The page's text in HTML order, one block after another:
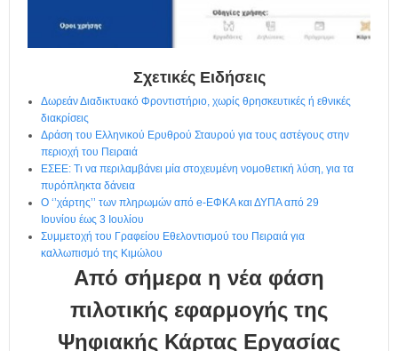
Σχετικές Ειδήσεις
Δωρεάν Διαδικτυακό Φροντιστήριο, χωρίς θρησκευτικές ή εθνικές
διακρίσεις
Δράση του Ελληνικού Ερυθρού Σταυρού για τους αστέγους στην
περιοχή του Πειραιά
ΕΣΕΕ: Τι να περιλαμβάνει μία στοχευμένη νομοθετική λύση, για τα
πυρόπληκτα δάνεια
Ο ‘’χάρτης’’ των πληρωμών από e-ΕΦΚΑ και ΔΥΠΑ από 29
Ιουνίου έως 3 Ιουλίου
Συμμετοχή του Γραφείου Εθελοντισμού του Πειραιά για
καλλωπισμό της Κιμώλου
Από σήμερα η νέα φάση
πιλοτικής εφαρμογής της
Ψηφιακής Κάρτας Εργασίας